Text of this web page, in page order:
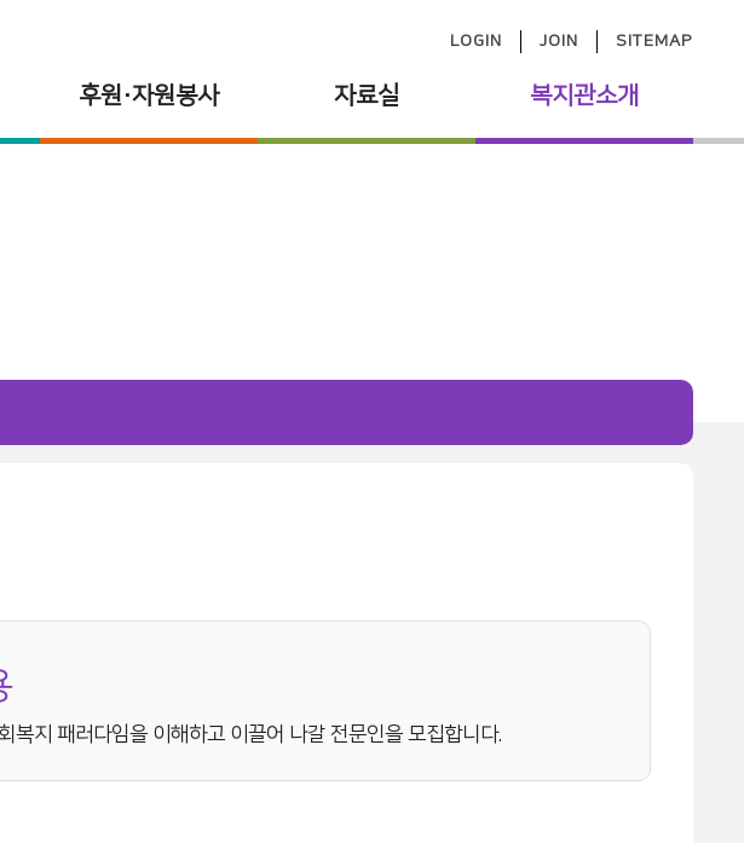
LOGIN JOIN SITEMAP
후원·자원봉사 자료실 복지관소개
복지 패러다임을 이해하고 이끌어 나갈 전문인을 모집합니다.